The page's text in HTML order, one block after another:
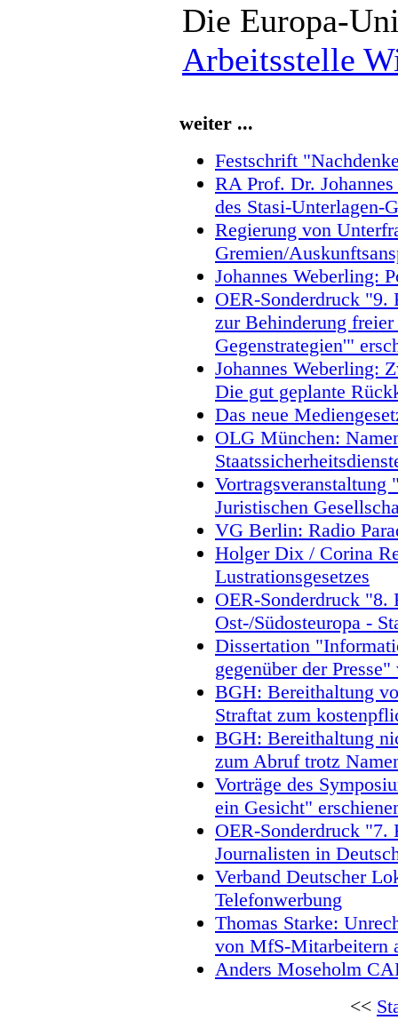
Die Europa-
Arbeitsstelle
weiter ...
Festschrift
RA Prof. Dr.
des Stasi-Unterlagen-
Regierung von
Gremien/
Johannes Weberling:
OER-Sonderdruck "9.
zur Behinderung
Gegenstrategien'"
Johannes Weberling:
Die gut geplante
Das neue
OLG München:
Vortragsveranstaltung
Juristischen
VG Berlin: Radio
Holger Dix / Corina
Lustrationsgesetzes
OER-Sonderdruck
Ost-/Südosteuropa -
Dissertation
gegenüber der
BGH: Bereithaltung
Straftat zum
BGH: Bereithaltung
zum Abruf trotz
Vorträge des
ein Gesicht"
OER-Sonderdruck "7.
Journalisten in
Verband Deutscher
Telefonwerbung
Thomas Starke:
von MfS-Mitarbeitern
Anders Moseholm
<<